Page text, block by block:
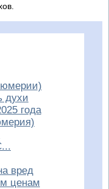
духи
года
вред
ценам